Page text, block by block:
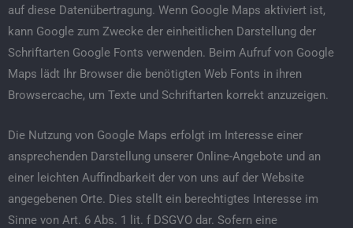
auf diese Datenübertragung. Wenn Google Maps aktiviert ist,
kann Google zum Zwecke der einheitlichen Darstellung der
Schriftarten Google Fonts verwenden. Beim Aufruf von Google
Maps lädt Ihr Browser die benötigten Web Fonts in ihren
Browsercache, um Texte und Schriftarten korrekt anzuzeigen.
Die Nutzung von Google Maps erfolgt im Interesse einer
ansprechenden Darstellung unserer Online-Angebote und an
einer leichten Auffindbarkeit der von uns auf der Website
angegebenen Orte. Dies stellt ein berechtigtes Interesse im
Sinne von Art. 6 Abs. 1 lit. f DSGVO dar. Sofern eine